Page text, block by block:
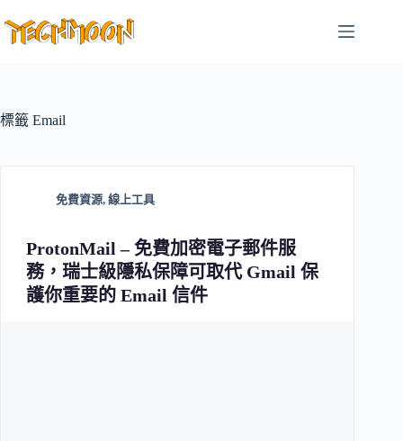
至
容
標籤 Email
免費資源, 線上工具
ProtonMail – 免費加密電子郵件服
務，瑞士級隱私保障可取代 Gmail 保
護你重要的 Email 信件